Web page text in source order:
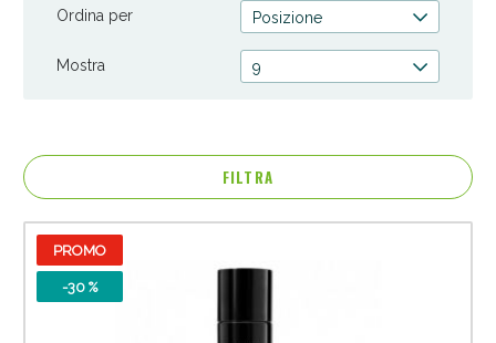
Ordina per Posizione
Mostra 9
FILTRA
PROMO
-30 %